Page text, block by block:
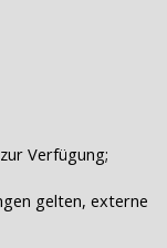
Verfügung;
gelten, externe